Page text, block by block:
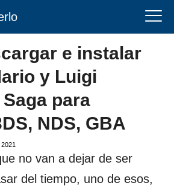
e instalar
y Luigi
para
NDS, GBA
no van a dejar de ser
del tiempo, uno de esos,